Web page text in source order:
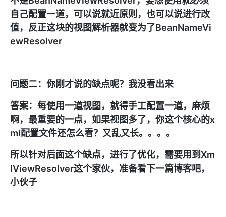
自己配置一道，可以说就近原则，也可以说进行改
值，反正这块的视图解析器就变为了BeanNameVi
ewResolver
问题二：你刚才说的缺点呢？我没看出来
答案：每使用一道视图，就得手工配置一道，麻烦
啊，最重要的一点，如果视图多了，你这个核心的x
ml配置文件还怎么看？又乱又长。。。。
所以针对后面这个缺点，进行了优化，需要用到Xm
lViewResolver这个家伙，准备看下一篇博客吧，
小伙子